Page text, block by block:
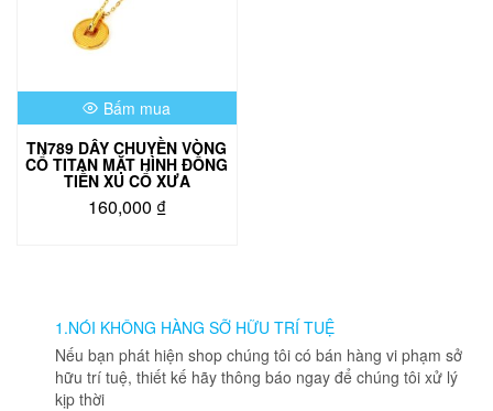
Bấm mua
TN789 DÂY CHUYỀN VÒNG
CỔ TITAN MẶT HÌNH ĐỒNG
TIỀN XU CỔ XƯA
160,000 ₫
1.NÓI KHÔNG HÀNG SỠ HỮU TRÍ TUỆ
Nếu bạn phát hiện shop chúng tôi có bán hàng vi phạm sở
hữu trí tuệ, thiết kế hãy thông báo ngay để chúng tôi xử lý
kịp thời